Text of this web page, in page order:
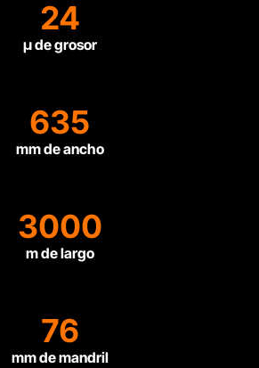
24
µ de grosor
635
mm de ancho
3000
m de largo
76
mm de mandril